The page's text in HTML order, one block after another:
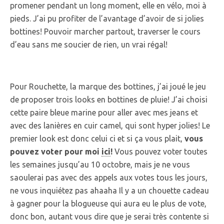
promener pendant un long moment, elle en vélo, moi à
pieds. J’ai pu profiter de l’avantage d’avoir de si jolies
bottines! Pouvoir marcher partout, traverser le cours
d’eau sans me soucier de rien, un vrai régal!
Pour Rouchette, la marque des bottines, j’ai joué le jeu
de proposer trois looks en bottines de pluie! J’ai choisi
cette paire bleue marine pour aller avec mes jeans et
avec des lanières en cuir camel, qui sont hyper jolies! Le
premier look est donc celui ci et si ça vous plait, vous
pouvez voter pour moi ici! Vous pouvez voter toutes
les semaines jusqu’au 10 octobre, mais je ne vous
saoulerai pas avec des appels aux votes tous les jours,
ne vous inquiétez pas ahaaha Il y a un chouette cadeau
à gagner pour la blogueuse qui aura eu le plus de vote,
donc bon, autant vous dire que je serai très contente si